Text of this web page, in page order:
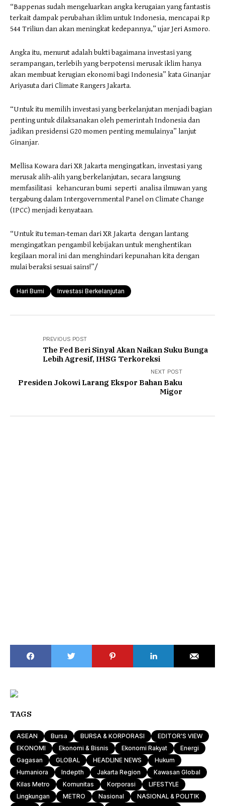
“Bappenas sudah mengeluarkan angka kerugaian yang fantastis
terkait dampak perubahan iklim untuk Indonesia, mencapai Rp
544 Triliun dan akan meningkat kedepannya,” ujar Jeri Asmoro.
Angka itu, menurut adalah bukti bagaimana investasi yang
serampangan, terlebih yang berpotensi merusak iklim hanya
akan membuat kerugian ekonomi bagi Indonesia” kata Ginanjar
Ariyasuta dari Climate Rangers Jakarta.
“Untuk itu memilih investasi yang berkelanjutan menjadi bagian
penting untuk dilaksanakan oleh pemerintah Indonesia dan
jadikan presidensi G20 momen penting memulainya” lanjut
Ginanjar.
Mellisa Kowara dari XR Jakarta mengingatkan, investasi yang
merusak alih-alih yang berkelanjutan, secara langsung
memfasilitasi kehancuran bumi seperti analisa ilmuwan yang
tergabung dalam Intergovernmental Panel on Climate Change
(IPCC) menjadi kenyataan.
“Untuk itu teman-teman dari XR Jakarta dengan lantang
mengingatkan pengambil kebijakan untuk menghentikan
kegilaan moral ini dan menghindari kepunahan kita dengan
mulai beraksi sesuai sains!”/
Hari Bumi Investasi Berkelanjutan
PREVIOUS POST
The Fed Beri Sinyal Akan Naikan Suku Bunga
Lebih Agresif, IHSG Terkoreksi
NEXT POST
Presiden Jokowi Larang Ekspor Bahan Baku
Migor
TAGS
ASEAN Bursa BURSA & KORPORASI
EDITOR'S VIEW
EKONOMI
Ekonomi & Bisnis Ekonomi Rakyat
Energi
Gagasan
GLOBAL HEADLINE NEWS
Hukum
Humaniora
Indepth Jakarta Region
Kawasan Global
Kilas Metro
Komunitas Korporasi
LIFESTYLE
Lingkungan
METRO Nasional
NASIONAL & POLITIK